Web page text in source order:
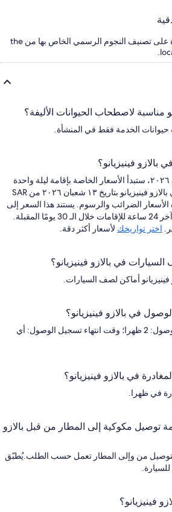
حصلت هذه المنشأة على تصنيف النجوم الرسمي الخاص بها من the
مناسبة لاصطحاب الحيوانات الأليفة؟
الخدمة فقط في المنشأة.
بالازو فينيزيانو؟
اعتبارًا من ٩ شعبان ٢٠٢٦، ستبدأ الأسعار الخاصة بإقامة ليلة واحدة
لشخصين بالغين في بالازو فينيزيانو بتاريخ ١٣ شعبان ٢٠٢٦ من SAR
الأسعار الضرائب والرسوم. يستند هذا السعر إلى
أقل سعر لليلة في آخر 24 ساعة للإقامات خلال الـ 30 يومًا المقبلة.
اختر تواريخك لأسعار أكثر دقة.
في بالازو فينيزيانو؟
فينيزيانو أماكن لصف السيارات.
في بالازو فينيزيانو؟
وقت بدء تسجيل الوصول: 2 ظهرا؛ وقت انتهاء تسجيل الوصول: أي
في بالازو فينيزيانو؟
في ظهرا.
توصيل مكوكية إلى المطار من قبل بالازو
من وإلى المطار تعمل حسب الطلب.يُطبّق
فينيزيانو؟